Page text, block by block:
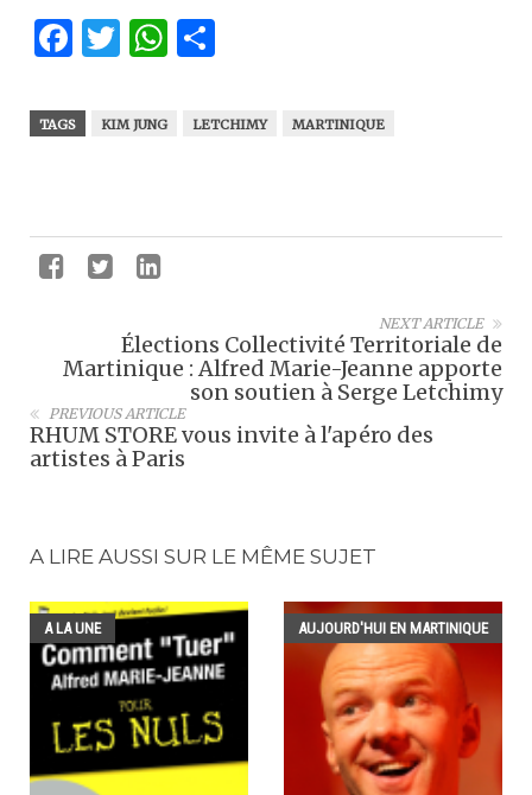
Facebook
Twitter
WhatsApp
TAGS KIM JUNG LETCHIMY MARTINIQUE
NEXT ARTICLE
Élections Collectivité Territoriale de
Martinique : Alfred Marie-Jeanne apporte
son soutien à Serge Letchimy
PREVIOUS ARTICLE
RHUM STORE vous invite à l'apéro des
artistes à Paris
A LIRE AUSSI SUR LE MÊME SUJET
A LA UNE AUJOURD'HUI EN MARTINIQUE